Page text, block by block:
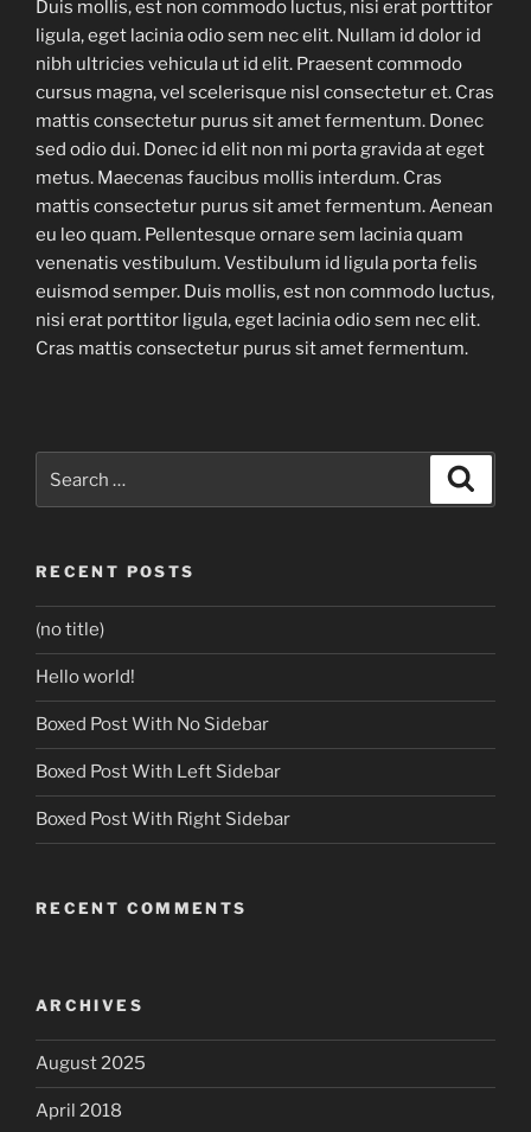
Duis mollis, est non commodo luctus, nisi erat porttitor
ligula, eget lacinia odio sem nec elit. Nullam id dolor id
nibh ultricies vehicula ut id elit. Praesent commodo
cursus magna, vel scelerisque nisl consectetur et. Cras
mattis consectetur purus sit amet fermentum. Donec
sed odio dui. Donec id elit non mi porta gravida at eget
metus. Maecenas faucibus mollis interdum. Cras
mattis consectetur purus sit amet fermentum. Aenean
eu leo quam. Pellentesque ornare sem lacinia quam
venenatis vestibulum. Vestibulum id ligula porta felis
euismod semper. Duis mollis, est non commodo luctus,
nisi erat porttitor ligula, eget lacinia odio sem nec elit.
Cras mattis consectetur purus sit amet fermentum.
RECENT POSTS
(no title)
Hello world!
Boxed Post With No Sidebar
Boxed Post With Left Sidebar
Boxed Post With Right Sidebar
RECENT COMMENTS
ARCHIVES
August 2025
April 2018